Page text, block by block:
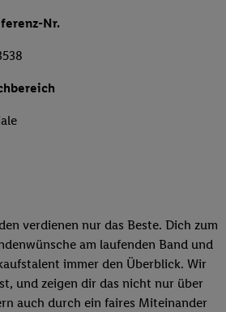
Nr.
verdienen nur das Beste. Dich zum
am laufenden Band und
immer den Überblick. Wir
und zeigen dir das nicht nur über
auch durch ein faires Miteinander